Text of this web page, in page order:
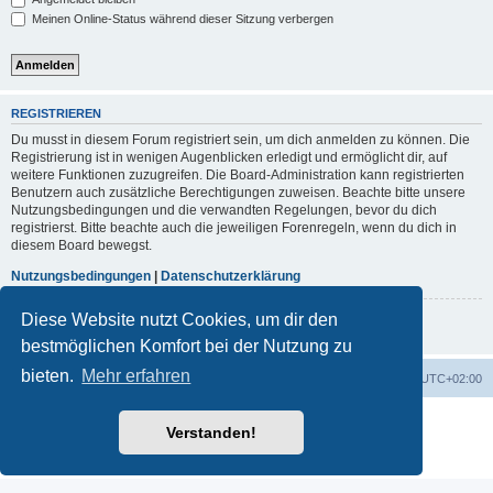
Diese Website nutzt Cookies, um dir den
bestmöglichen Komfort bei der Nutzung zu
bieten. Mehr erfahren
Verstanden!
Meinen Online-Status während dieser Sitzung verbergen
REGISTRIEREN
Du musst in diesem Forum registriert sein, um dich anmelden zu können. Die
Registrierung ist in wenigen Augenblicken erledigt und ermöglicht dir, auf
weitere Funktionen zuzugreifen. Die Board-Administration kann registrierten
Benutzern auch zusätzliche Berechtigungen zuweisen. Beachte bitte unsere
Nutzungsbedingungen und die verwandten Regelungen, bevor du dich
registrierst. Bitte beachte auch die jeweiligen Forenregeln, wenn du dich in
diesem Board bewegst.
Nutzungsbedingungen | Datenschutzerklärung
Registrieren
Portal Foren-Übersicht UTC+02:00
Powered by
® Forum Software © phpBB Limited
Deutsche Übersetzung durch
Datenschutz|Nutzungsbedingungen